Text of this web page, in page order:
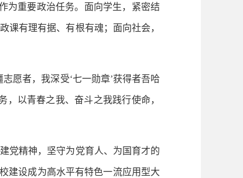
重要政治任务。面向学生，紧密结
课有理有据、有根有魂；面向社会，
愿者，我深受‘七一勋章’获得者吾哈
以青春之我、奋斗之我践行使命，
党精神，坚守为党育人、为国育才的
建设成为高水平有特色一流应用型大